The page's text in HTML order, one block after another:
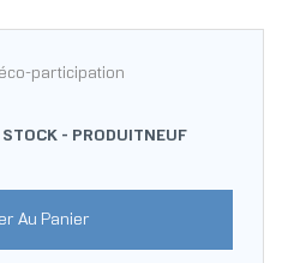
participation
STOCK - PRODUITNEUF
Au Panier